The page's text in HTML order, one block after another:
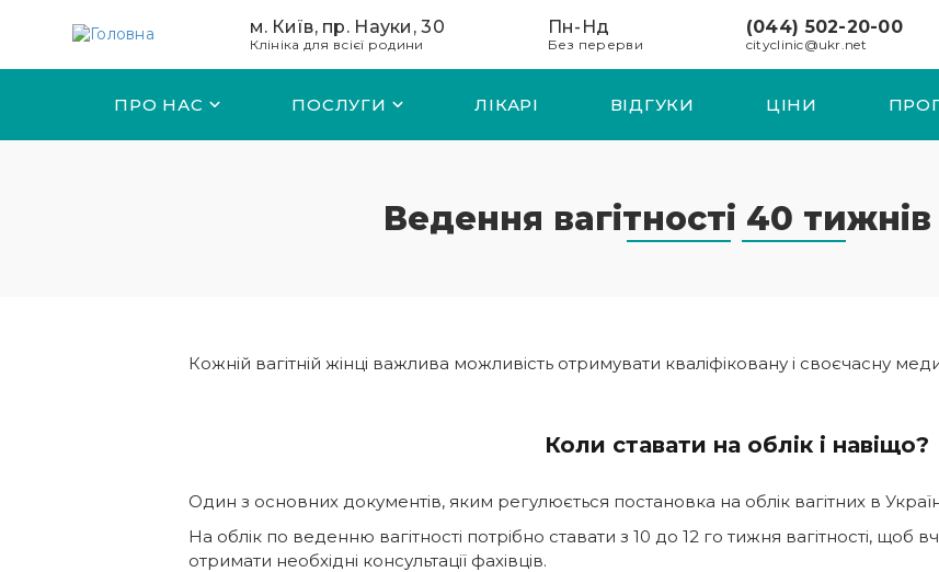
м. Київ, пр. Науки, 30
Клініка для всієї родини
Пн-Нд
Без перерви
(044) 502-20-00
cityclinic@ukr.net
ПРО НАС ПОСЛУГИ ЛІКАРІ ВІДГУКИ ЦІНИ
Ведення вагітності 40
Кожній вагітній жінці важлива можливість отримувати кваліфіковану і своєчасну
Коли ставати на облік і навіщо?
Один з основних документів, яким регулюється постановка на облік вагітних в
На облік по веденню вагітності потрібно ставати з 10 до 12 го тижня вагітності, щоб
отримати необхідні консультації фахівців.